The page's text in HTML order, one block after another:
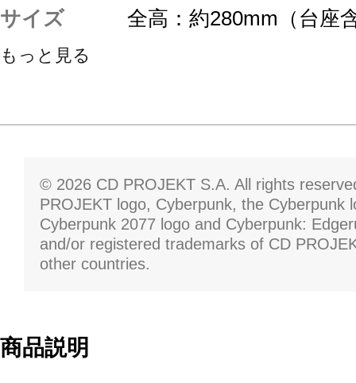
サイズ
全高：約280mm（台座
もっと見る
© 2026 CD PROJEKT S.A. All rights
PROJEKT logo, Cyberpunk, the Cyberpunk
Cyberpunk 2077 logo and Cyberpunk:
and/or registered trademarks of CD
other countries.
商品説明